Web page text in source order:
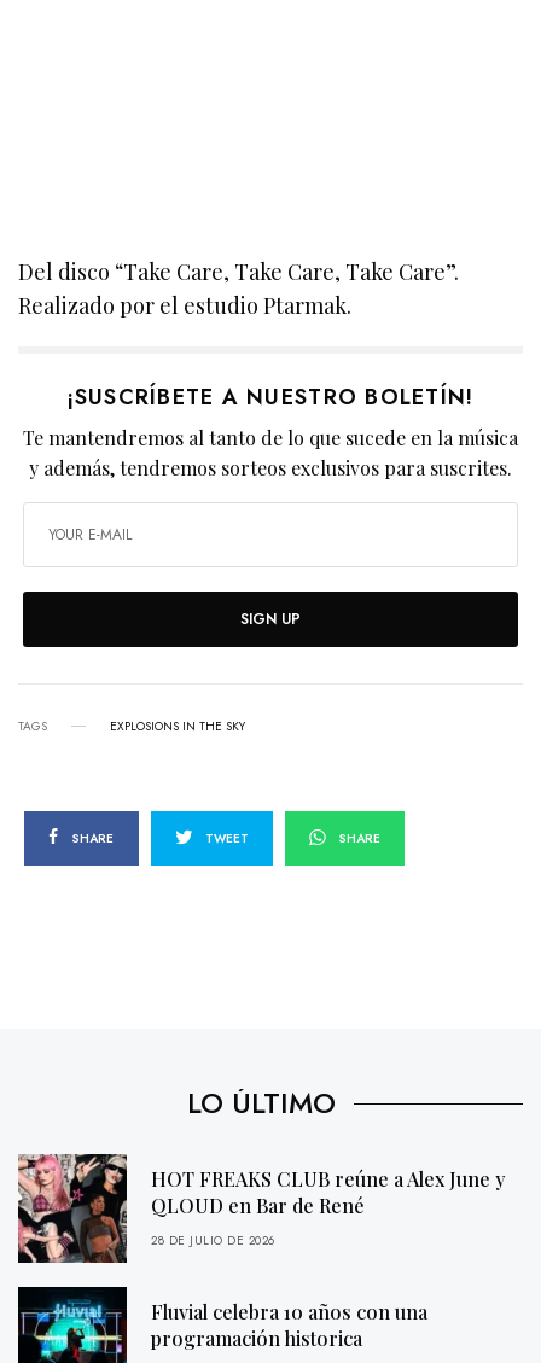
Del disco “Take Care, Take Care, Take Care”.
Realizado por el estudio Ptarmak.
¡SUSCRÍBETE A NUESTRO BOLETÍN!
Te mantendremos al tanto de lo que sucede en la música
y además, tendremos sorteos exclusivos para suscrites.
SIGN UP
TAGS EXPLOSIONS IN THE SKY
SHARE TWEET SHARE
LO ÚLTIMO
HOT FREAKS CLUB reúne a Alex June y
QLOUD en Bar de René
28 DE JULIO DE 2026
Fluvial celebra 10 años con una
programación historica